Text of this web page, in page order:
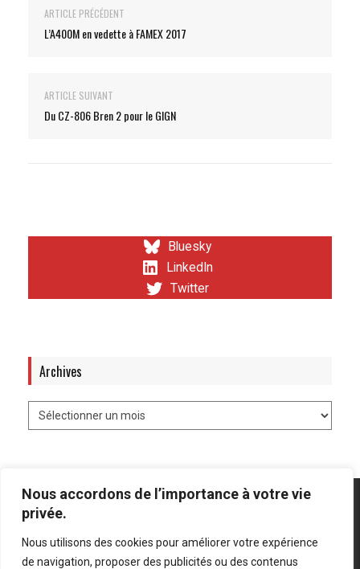
Nous accordons de l’importance à votre vie
privée.
Nous utilisons des cookies pour améliorer votre expérience
de navigation, proposer des publicités ou des contenus
ARTICLE PRÉCÉDENT
L’A400M en vedette à FAMEX 2017
ARTICLE SUIVANT
Du CZ-806 Bren 2 pour le GIGN
Bluesky
LinkedIn
Twitter
Archives
Mentions légales Politique de confidentialité